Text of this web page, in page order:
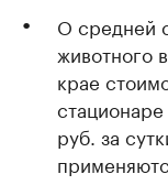
О средней
животного
крае
руб. за